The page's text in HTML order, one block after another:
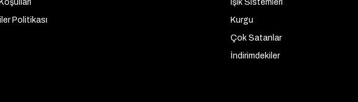
Politikası
Işık Sistemleri
Kurgu
Çok Satanlar
İndirimdekiler